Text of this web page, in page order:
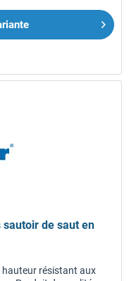
sautoir de saut en
résistant aux